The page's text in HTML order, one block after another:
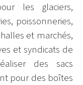
les glaciers,
poissonneries,
et marchés,
et syndicats de
des sacs
pour des boîtes